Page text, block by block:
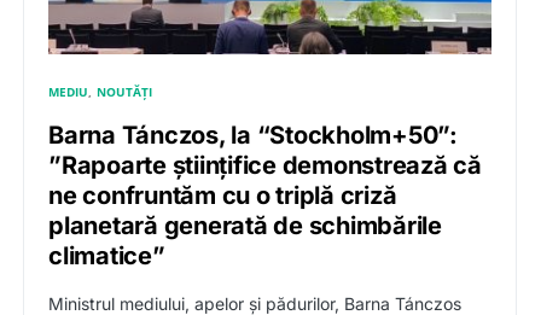
MEDIU NOUTĂȚI
Barna Tánczos, la “Stockholm+50”:
”Rapoarte științifice demonstrează că
ne confruntăm cu o triplă criză
planetară generată de schimbările
climatice”
Ministrul mediului, apelor și pădurilor, Barna Tánczos